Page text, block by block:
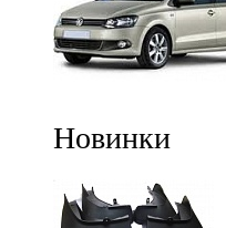
Новинки